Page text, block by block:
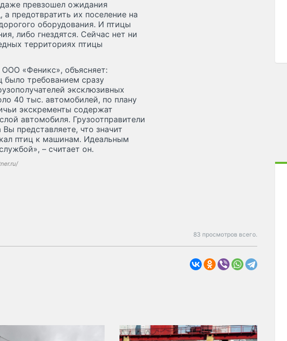
превзошел ожидания
оборудования. И птицы
либо гнездятся. Сейчас нет ни
территориях птицы
«Феникс», объясняет:
было требованием сразу
эксклюзивных
40 тыс. автомобилей, по плану
экскременты содержат
автомобиля. Грузоотправители
птиц к машинам. Идеальным
– считает он.
83 просмотров всего.